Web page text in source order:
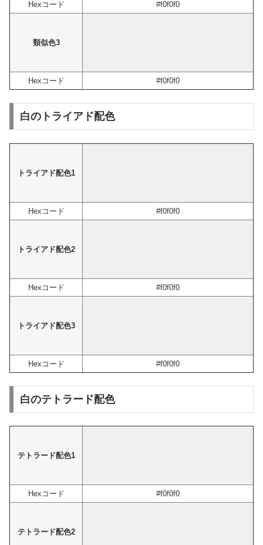
Hexコード #f0f0f0
類似色3
Hexコード #f0f0f0
白のトライアド配色
トライアド配色1
Hexコード #f0f0f0
トライアド配色2
Hexコード #f0f0f0
トライアド配色3
Hexコード #f0f0f0
白のテトラード配色
テトラード配色1
Hexコード #f0f0f0
テトラード配色2